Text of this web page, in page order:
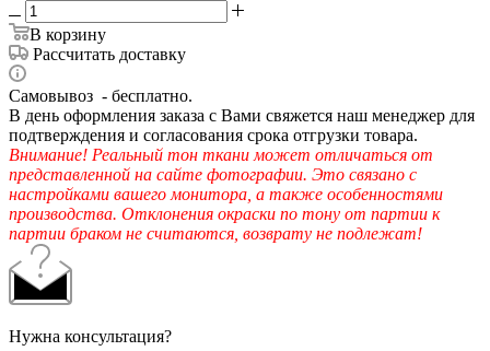
В корзину
Рассчитать доставку
Самовывоз - бесплатно.
В день оформления заказа с Вами свяжется наш менеджер для
подтверждения и согласования срока отгрузки товара.
Внимание! Реальный тон ткани может отличаться от
представленной на сайте фотографии. Это связано с
настройками вашего монитора, а также особенностями
производства. Отклонения окраски по тону от партии к
партии браком не считаются, возврату не подлежат!
Нужна консультация?